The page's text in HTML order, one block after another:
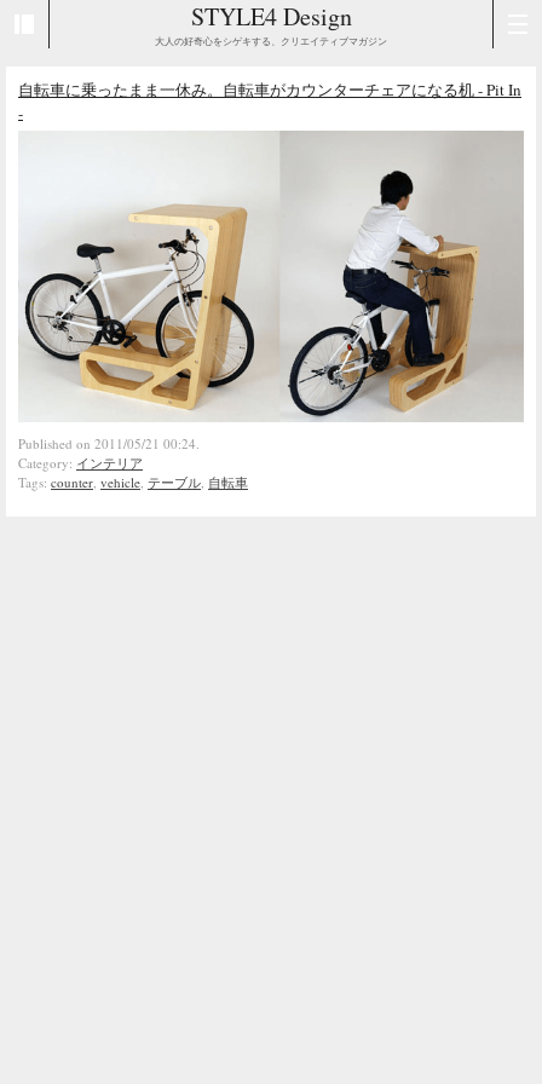
STYLE4 Design
大人の好奇心をシゲキする、クリエイティブマガジン
自転車に乗ったまま一休み。自転車がカウンターチェアになる机 - Pit In
-
Published on 2011/05/21 00:24.
Category: インテリア
Tags: counter vehicle テーブル 自転車